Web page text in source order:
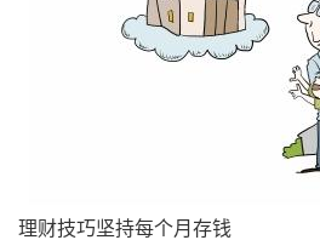
理财技巧坚持每个月存钱